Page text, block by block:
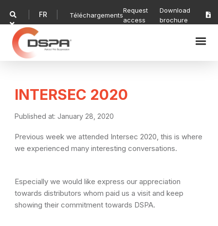


FR Téléchargements
Request
access
Download
brochure

INTERSEC 2020
Published at: January 28, 2020
Previous week we attended Intersec 2020, this is where
we experienced many interesting conversations.
Especially we would like express our appreciation
towards distributors whom paid us a visit and keep
showing their commitment towards DSPA.